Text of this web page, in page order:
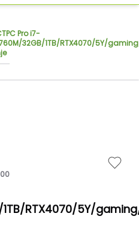
Pro i7-
32GB/1TB/RTX4070/5Y/
1TB/RTX4070/5Y/